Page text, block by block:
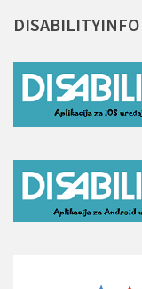
DISABILITYINFO